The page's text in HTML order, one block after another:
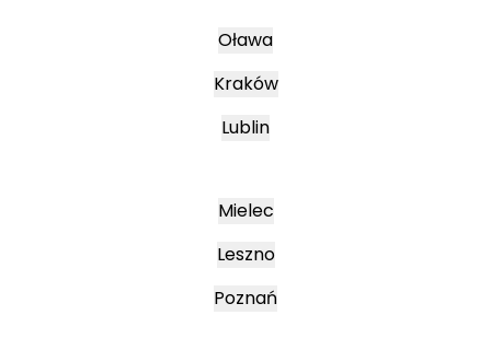
Oława
Kraków
Lublin
Mielec
Leszno
Poznań